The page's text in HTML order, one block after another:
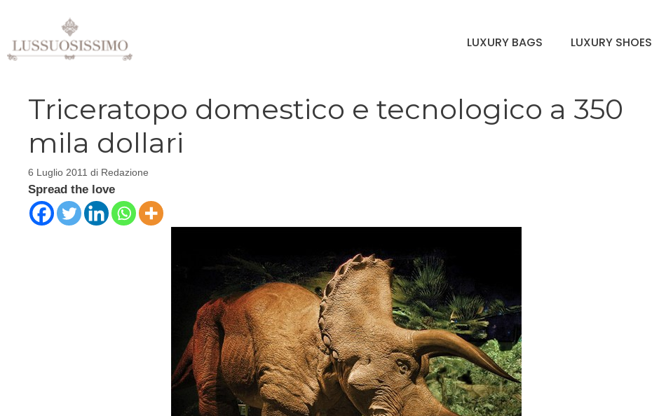
contenuto
LUXURY BAGS LUXURY SHOES
Triceratopo domestico e tecnologico a 350
mila dollari
6 Luglio 2011 di Redazione
Spread the love